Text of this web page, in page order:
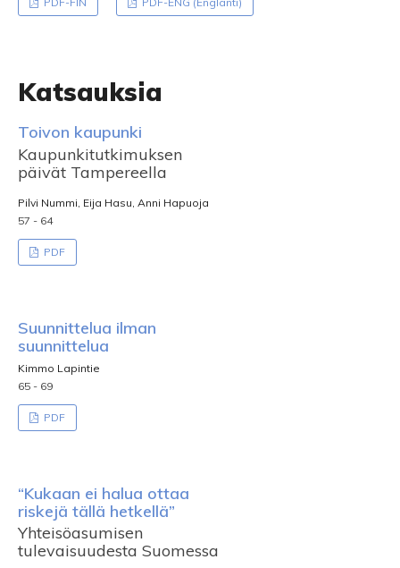
Katsauksia
Toivon kaupunki
Kaupunkitutkimuksen
päivät Tampereella
Pilvi Nummi, Eija Hasu, Anni Hapuoja
57 - 64
PDF
Suunnittelua ilman
suunnittelua
Kimmo Lapintie
65 - 69
PDF
“Kukaan ei halua ottaa
riskejä tällä hetkellä”
Yhteisöasumisen
tulevaisuudesta Suomessa